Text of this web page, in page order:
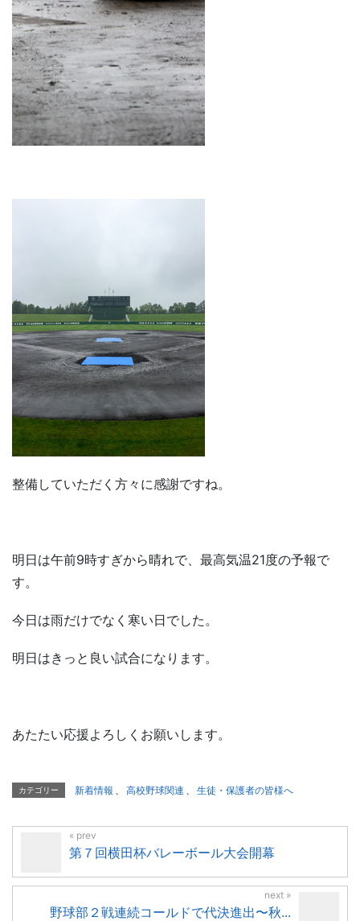
整備していただく方々に感謝ですね。
明日は午前9時すぎから晴れで、最高気温21度の予報で
す。
今日は雨だけでなく寒い日でした。
明日はきっと良い試合になります。
あたたい応援よろしくお願いします。
カテゴリー 新着情報 高校野球関連 生徒・保護者の皆様へ
第７回横田杯バレーボール大会開幕
野球部２戦連続コールドで代決進出〜秋...